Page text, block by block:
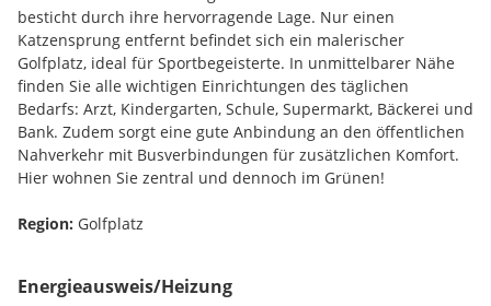
besticht durch ihre hervorragende Lage. Nur einen
Katzensprung entfernt befindet sich ein malerischer
Golfplatz, ideal für Sportbegeisterte. In unmittelbarer Nähe
finden Sie alle wichtigen Einrichtungen des täglichen
Bedarfs: Arzt, Kindergarten, Schule, Supermarkt, Bäckerei und
Bank. Zudem sorgt eine gute Anbindung an den öffentlichen
Nahverkehr mit Busverbindungen für zusätzlichen Komfort.
Hier wohnen Sie zentral und dennoch im Grünen!
Region: Golfplatz
Infrastruktur / Entfernungen
Energieausweis/Heizung